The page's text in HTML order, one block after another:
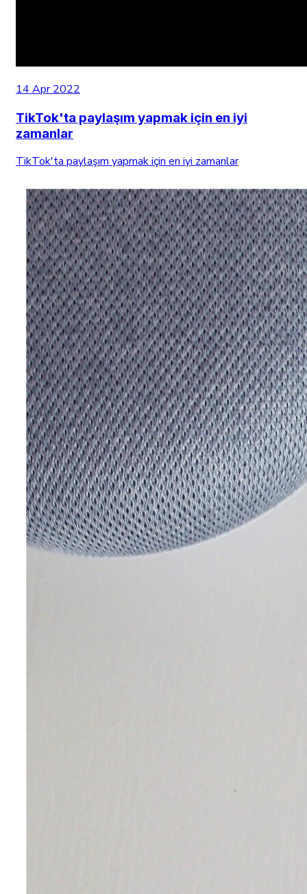
14 Apr 2022
TikTok'ta paylaşım yapmak için en iyi
zamanlar
TikTok'ta paylaşım yapmak için en iyi zamanlar